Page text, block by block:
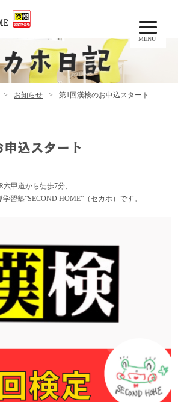
MENU
お知らせ 第1回漢検のお申込スタート
込スタート
甲道から徒歩7分、
習塾”SECOND HOME”（セカホ）です。